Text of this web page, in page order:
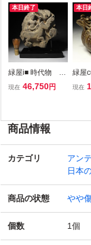
本日終了
緑屋i■ 時代物 ク
メール 石板 石
ボジア仏教美術 i
現在 46,750円
本日
緑屋
褐釉
物
現在
商品情報
カテゴリ アン
日本
商品の状態 やや
個数 1個